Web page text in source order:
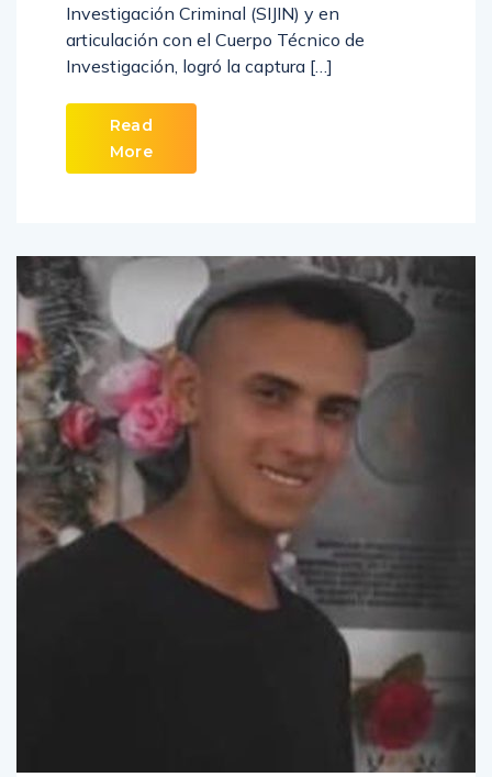
Investigación Criminal (SIJIN) y en
articulación con el Cuerpo Técnico de
Investigación, logró la captura […]
Read
More